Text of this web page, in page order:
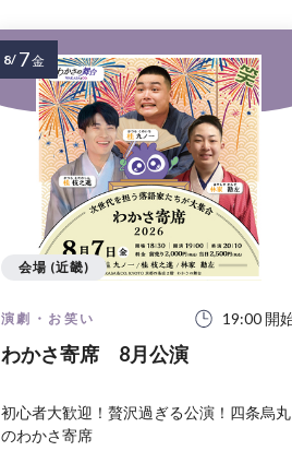
演劇・お笑い 19:00 開
わかさ寄席 8月公演
初心者大歓迎！贅沢過ぎる公演！四条烏丸
のわかさ寄席
会場 (近畿)
8/ 7金